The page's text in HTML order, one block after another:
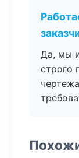
Да, мы
строго